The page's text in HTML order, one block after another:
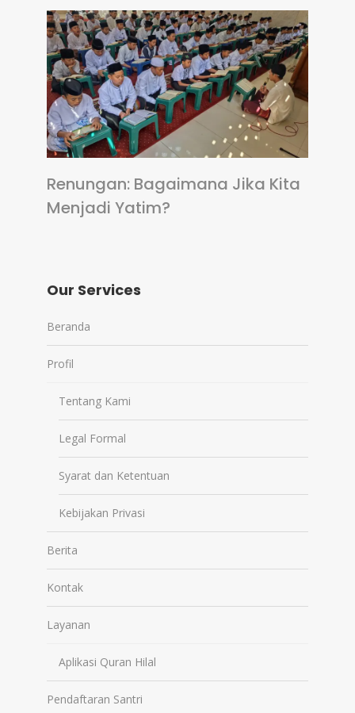
Renungan: Bagaimana Jika Kita
Menjadi Yatim?
Our Services
Beranda
Profil
Tentang Kami
Legal Formal
Syarat dan Ketentuan
Kebijakan Privasi
Berita
Kontak
Layanan
Aplikasi Quran Hilal
Pendaftaran Santri